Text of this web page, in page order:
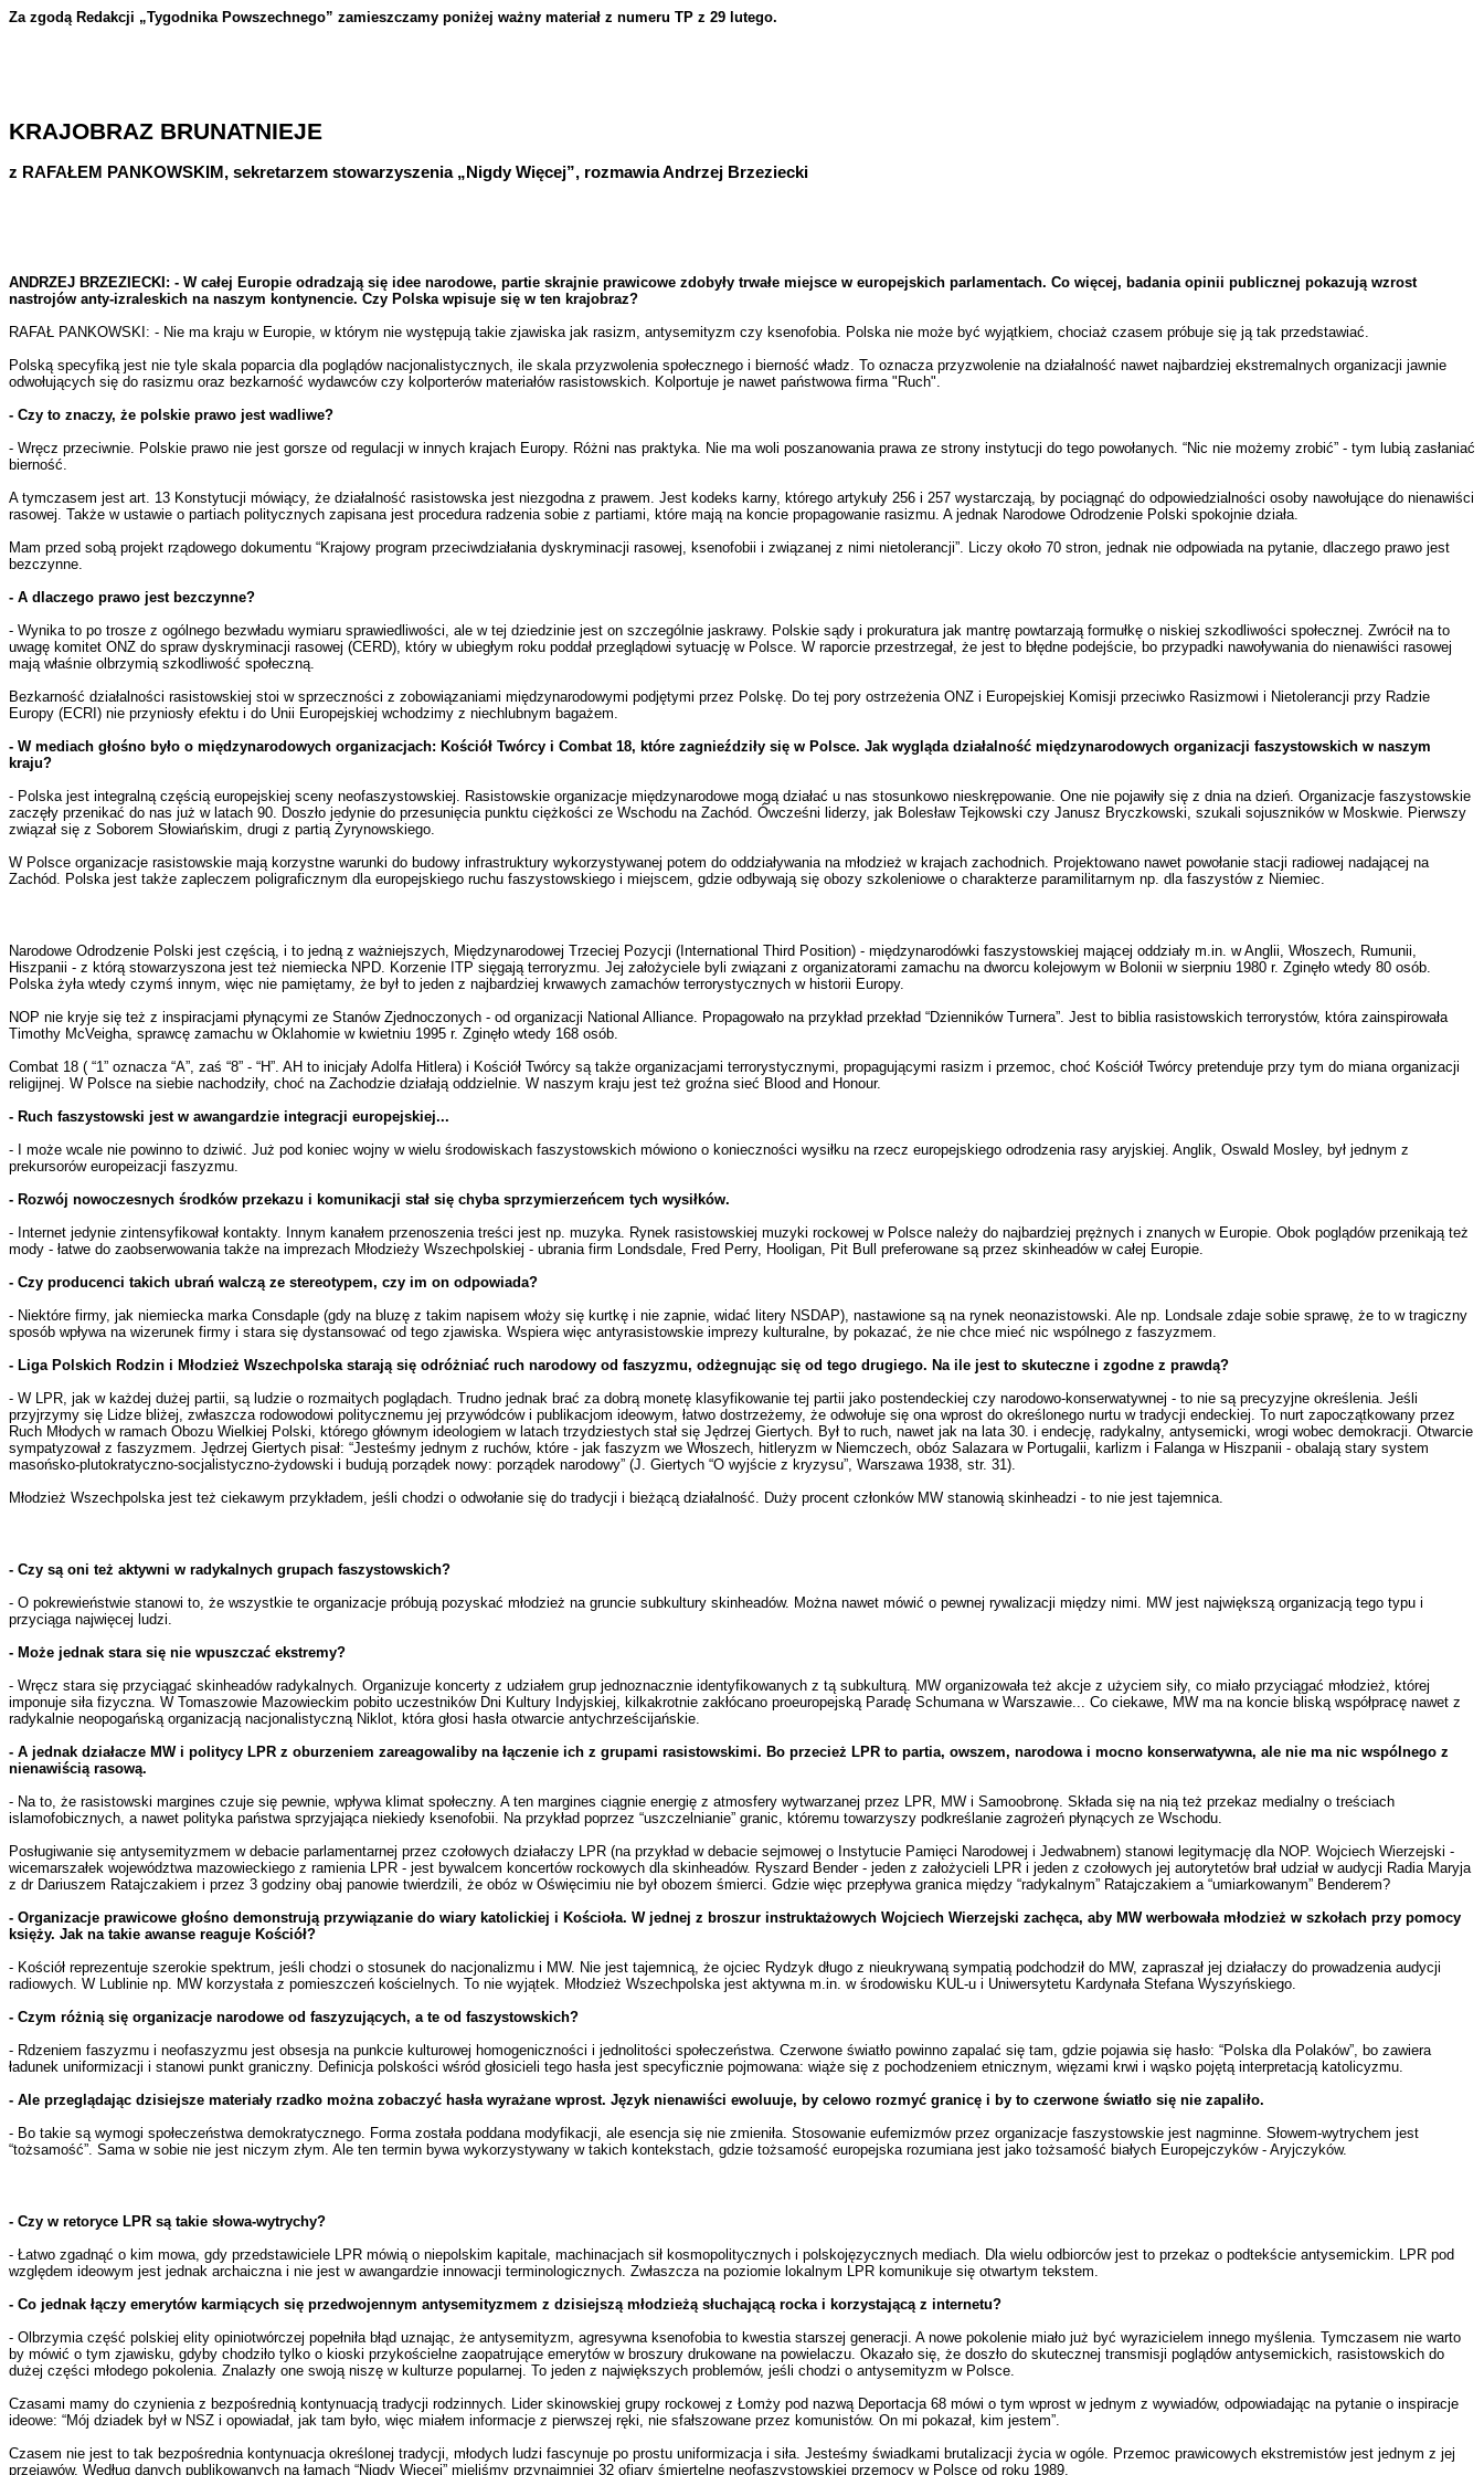
Za zgodą Redakcji „Tygodnika Powszechnego” zamieszczamy poniżej ważny materiał z numeru TP z 29 lutego.
KRAJOBRAZ BRUNATNIEJE
z RAFAŁEM PANKOWSKIM, sekretarzem stowarzyszenia „Nigdy Więcej”, rozmawia Andrzej Brzeziecki
ANDRZEJ BRZEZIECKI: - W całej Europie odradzają się idee narodowe, partie skrajnie prawicowe zdobyły trwałe miejsce w europejskich parlamentach. Co więcej, badania opinii publicznej pokazują wzrost
nastrojów anty-izraleskich na naszym kontynencie. Czy Polska wpisuje się w ten krajobraz?
RAFAŁ PANKOWSKI: - Nie ma kraju w Europie, w którym nie występują takie zjawiska jak rasizm, antysemityzm czy ksenofobia. Polska nie może być wyjątkiem, chociaż czasem próbuje się ją tak przedstawiać.
Polską specyfiką jest nie tyle skala poparcia dla poglądów nacjonalistycznych, ile skala przyzwolenia społecznego i bierność władz. To oznacza przyzwolenie na działalność nawet najbardziej ekstremalnych organizacji jawnie
odwołujących się do rasizmu oraz bezkarność wydawców czy kolporterów materiałów rasistowskich. Kolportuje je nawet państwowa firma "Ruch".
- Czy to znaczy, że polskie prawo jest wadliwe?
- Wręcz przeciwnie. Polskie prawo nie jest gorsze od regulacji w innych krajach Europy. Różni nas praktyka. Nie ma woli poszanowania prawa ze strony instytucji do tego powołanych. “Nic nie możemy zrobić” - tym lubią zasłaniać
bierność.
A tymczasem jest art. 13 Konstytucji mówiący, że działalność rasistowska jest niezgodna z prawem. Jest kodeks karny, którego artykuły 256 i 257 wystarczają, by pociągnąć do odpowiedzialności osoby nawołujące do nienawiści
rasowej. Także w ustawie o partiach politycznych zapisana jest procedura radzenia sobie z partiami, które mają na koncie propagowanie rasizmu. A jednak Narodowe Odrodzenie Polski spokojnie działa.
Mam przed sobą projekt rządowego dokumentu “Krajowy program przeciwdziałania dyskryminacji rasowej, ksenofobii i związanej z nimi nietolerancji”. Liczy około 70 stron, jednak nie odpowiada na pytanie, dlaczego prawo jest
bezczynne.
- A dlaczego prawo jest bezczynne?
- Wynika to po trosze z ogólnego bezwładu wymiaru sprawiedliwości, ale w tej dziedzinie jest on szczególnie jaskrawy. Polskie sądy i prokuratura jak mantrę powtarzają formułkę o niskiej szkodliwości społecznej. Zwrócił na to
uwagę komitet ONZ do spraw dyskryminacji rasowej (CERD), który w ubiegłym roku poddał przeglądowi sytuację w Polsce. W raporcie przestrzegał, że jest to błędne podejście, bo przypadki nawoływania do nienawiści rasowej
mają właśnie olbrzymią szkodliwość społeczną.
Bezkarność działalności rasistowskiej stoi w sprzeczności z zobowiązaniami międzynarodowymi podjętymi przez Polskę. Do tej pory ostrzeżenia ONZ i Europejskiej Komisji przeciwko Rasizmowi i Nietolerancji przy Radzie
Europy (ECRI) nie przyniosły efektu i do Unii Europejskiej wchodzimy z niechlubnym bagażem.
- W mediach głośno było o międzynarodowych organizacjach: Kościół Twórcy i Combat 18, które zagnieździły się w Polsce. Jak wygląda działalność międzynarodowych organizacji faszystowskich w naszym
kraju?
- Polska jest integralną częścią europejskiej sceny neofaszystowskiej. Rasistowskie organizacje międzynarodowe mogą działać u nas stosunkowo nieskrępowanie. One nie pojawiły się z dnia na dzień. Organizacje faszystowskie
zaczęły przenikać do nas już w latach 90. Doszło jedynie do przesunięcia punktu ciężkości ze Wschodu na Zachód. Ówcześni liderzy, jak Bolesław Tejkowski czy Janusz Bryczkowski, szukali sojuszników w Moskwie. Pierwszy
związał się z Soborem Słowiańskim, drugi z partią Żyrynowskiego.
W Polsce organizacje rasistowskie mają korzystne warunki do budowy infrastruktury wykorzystywanej potem do oddziaływania na młodzież w krajach zachodnich. Projektowano nawet powołanie stacji radiowej nadającej na
Zachód. Polska jest także zapleczem poligraficznym dla europejskiego ruchu faszystowskiego i miejscem, gdzie odbywają się obozy szkoleniowe o charakterze paramilitarnym np. dla faszystów z Niemiec.
Narodowe Odrodzenie Polski jest częścią, i to jedną z ważniejszych, Międzynarodowej Trzeciej Pozycji (International Third Position) - międzynarodówki faszystowskiej mającej oddziały m.in. w Anglii, Włoszech, Rumunii,
Hiszpanii - z którą stowarzyszona jest też niemiecka NPD. Korzenie ITP sięgają terroryzmu. Jej założyciele byli związani z organizatorami zamachu na dworcu kolejowym w Bolonii w sierpniu 1980 r. Zginęło wtedy 80 osób.
Polska żyła wtedy czymś innym, więc nie pamiętamy, że był to jeden z najbardziej krwawych zamachów terrorystycznych w historii Europy.
NOP nie kryje się też z inspiracjami płynącymi ze Stanów Zjednoczonych - od organizacji National Alliance. Propagowało na przykład przekład “Dzienników Turnera”. Jest to biblia rasistowskich terrorystów, która zainspirowała
Timothy McVeigha, sprawcę zamachu w Oklahomie w kwietniu 1995 r. Zginęło wtedy 168 osób.
Combat 18 ( “1” oznacza “A”, zaś “8” - “H”. AH to inicjały Adolfa Hitlera) i Kościół Twórcy są także organizacjami terrorystycznymi, propagującymi rasizm i przemoc, choć Kościół Twórcy pretenduje przy tym do miana organizacji
religijnej. W Polsce na siebie nachodziły, choć na Zachodzie działają oddzielnie. W naszym kraju jest też groźna sieć Blood and Honour.
- Ruch faszystowski jest w awangardzie integracji europejskiej...
- I może wcale nie powinno to dziwić. Już pod koniec wojny w wielu środowiskach faszystowskich mówiono o konieczności wysiłku na rzecz europejskiego odrodzenia rasy aryjskiej. Anglik, Oswald Mosley, był jednym z
prekursorów europeizacji faszyzmu.
- Rozwój nowoczesnych środków przekazu i komunikacji stał się chyba sprzymierzeńcem tych wysiłków.
- Internet jedynie zintensyfikował kontakty. Innym kanałem przenoszenia treści jest np. muzyka. Rynek rasistowskiej muzyki rockowej w Polsce należy do najbardziej prężnych i znanych w Europie. Obok poglądów przenikają też
mody - łatwe do zaobserwowania także na imprezach Młodzieży Wszechpolskiej - ubrania firm Londsdale, Fred Perry, Hooligan, Pit Bull preferowane są przez skinheadów w całej Europie.
- Czy producenci takich ubrań walczą ze stereotypem, czy im on odpowiada?
- Niektóre firmy, jak niemiecka marka Consdaple (gdy na bluzę z takim napisem włoży się kurtkę i nie zapnie, widać litery NSDAP), nastawione są na rynek neonazistowski. Ale np. Londsale zdaje sobie sprawę, że to w tragiczny
sposób wpływa na wizerunek firmy i stara się dystansować od tego zjawiska. Wspiera więc antyrasistowskie imprezy kulturalne, by pokazać, że nie chce mieć nic wspólnego z faszyzmem.
- Liga Polskich Rodzin i Młodzież Wszechpolska starają się odróżniać ruch narodowy od faszyzmu, odżegnując się od tego drugiego. Na ile jest to skuteczne i zgodne z prawdą?
- W LPR, jak w każdej dużej partii, są ludzie o rozmaitych poglądach. Trudno jednak brać za dobrą monetę klasyfikowanie tej partii jako postendeckiej czy narodowo-konserwatywnej - to nie są precyzyjne określenia. Jeśli
przyjrzymy się Lidze bliżej, zwłaszcza rodowodowi politycznemu jej przywódców i publikacjom ideowym, łatwo dostrzeżemy, że odwołuje się ona wprost do określonego nurtu w tradycji endeckiej. To nurt zapoczątkowany przez
Ruch Młodych w ramach Obozu Wielkiej Polski, którego głównym ideologiem w latach trzydziestych stał się Jędrzej Giertych. Był to ruch, nawet jak na lata 30. i endecję, radykalny, antysemicki, wrogi wobec demokracji. Otwarcie
sympatyzował z faszyzmem. Jędrzej Giertych pisał: “Jesteśmy jednym z ruchów, które - jak faszyzm we Włoszech, hitleryzm w Niemczech, obóz Salazara w Portugalii, karlizm i Falanga w Hiszpanii - obalają stary system
masońsko-plutokratyczno-socjalistyczno-żydowski i budują porządek nowy: porządek narodowy” (J. Giertych “O wyjście z kryzysu”, Warszawa 1938, str. 31).
Młodzież Wszechpolska jest też ciekawym przykładem, jeśli chodzi o odwołanie się do tradycji i bieżącą działalność. Duży procent członków MW stanowią skinheadzi - to nie jest tajemnica.
- Czy są oni też aktywni w radykalnych grupach faszystowskich?
- O pokrewieństwie stanowi to, że wszystkie te organizacje próbują pozyskać młodzież na gruncie subkultury skinheadów. Można nawet mówić o pewnej rywalizacji między nimi. MW jest największą organizacją tego typu i
przyciąga najwięcej ludzi.
- Może jednak stara się nie wpuszczać ekstremy?
- Wręcz stara się przyciągać skinheadów radykalnych. Organizuje koncerty z udziałem grup jednoznacznie identyfikowanych z tą subkulturą. MW organizowała też akcje z użyciem siły, co miało przyciągać młodzież, której
imponuje siła fizyczna. W Tomaszowie Mazowieckim pobito uczestników Dni Kultury Indyjskiej, kilkakrotnie zakłócano proeuropejską Paradę Schumana w Warszawie... Co ciekawe, MW ma na koncie bliską współpracę nawet z
radykalnie neopogańską organizacją nacjonalistyczną Niklot, która głosi hasła otwarcie antychrześcijańskie.
- A jednak działacze MW i politycy LPR z oburzeniem zareagowaliby na łączenie ich z grupami rasistowskimi. Bo przecież LPR to partia, owszem, narodowa i mocno konserwatywna, ale nie ma nic wspólnego z
nienawiścią rasową.
- Na to, że rasistowski margines czuje się pewnie, wpływa klimat społeczny. A ten margines ciągnie energię z atmosfery wytwarzanej przez LPR, MW i Samoobronę. Składa się na nią też przekaz medialny o treściach
islamofobicznych, a nawet polityka państwa sprzyjająca niekiedy ksenofobii. Na przykład poprzez “uszczelnianie” granic, któremu towarzyszy podkreślanie zagrożeń płynących ze Wschodu.
Posługiwanie się antysemityzmem w debacie parlamentarnej przez czołowych działaczy LPR (na przykład w debacie sejmowej o Instytucie Pamięci Narodowej i Jedwabnem) stanowi legitymację dla NOP. Wojciech Wierzejski -
wicemarszałek województwa mazowieckiego z ramienia LPR - jest bywalcem koncertów rockowych dla skinheadów. Ryszard Bender - jeden z założycieli LPR i jeden z czołowych jej autorytetów brał udział w audycji Radia Maryja
z dr Dariuszem Ratajczakiem i przez 3 godziny obaj panowie twierdzili, że obóz w Oświęcimiu nie był obozem śmierci. Gdzie więc przepływa granica między “radykalnym” Ratajczakiem a “umiarkowanym” Benderem?
- Organizacje prawicowe głośno demonstrują przywiązanie do wiary katolickiej i Kościoła. W jednej z broszur instruktażowych Wojciech Wierzejski zachęca, aby MW werbowała młodzież w szkołach przy pomocy
księży. Jak na takie awanse reaguje Kościół?
- Kościół reprezentuje szerokie spektrum, jeśli chodzi o stosunek do nacjonalizmu i MW. Nie jest tajemnicą, że ojciec Rydzyk długo z nieukrywaną sympatią podchodził do MW, zapraszał jej działaczy do prowadzenia audycji
radiowych. W Lublinie np. MW korzystała z pomieszczeń kościelnych. To nie wyjątek. Młodzież Wszechpolska jest aktywna m.in. w środowisku KUL-u i Uniwersytetu Kardynała Stefana Wyszyńskiego.
- Czym różnią się organizacje narodowe od faszyzujących, a te od faszystowskich?
- Rdzeniem faszyzmu i neofaszyzmu jest obsesja na punkcie kulturowej homogeniczności i jednolitości społeczeństwa. Czerwone światło powinno zapalać się tam, gdzie pojawia się hasło: “Polska dla Polaków”, bo zawiera
ładunek uniformizacji i stanowi punkt graniczny. Definicja polskości wśród głosicieli tego hasła jest specyficznie pojmowana: wiąże się z pochodzeniem etnicznym, więzami krwi i wąsko pojętą interpretacją katolicyzmu.
- Ale przeglądając dzisiejsze materiały rzadko można zobaczyć hasła wyrażane wprost. Język nienawiści ewoluuje, by celowo rozmyć granicę i by to czerwone światło się nie zapaliło.
- Bo takie są wymogi społeczeństwa demokratycznego. Forma została poddana modyfikacji, ale esencja się nie zmieniła. Stosowanie eufemizmów przez organizacje faszystowskie jest nagminne. Słowem-wytrychem jest
“tożsamość”. Sama w sobie nie jest niczym złym. Ale ten termin bywa wykorzystywany w takich kontekstach, gdzie tożsamość europejska rozumiana jest jako tożsamość białych Europejczyków - Aryjczyków.
- Czy w retoryce LPR są takie słowa-wytrychy?
- Łatwo zgadnąć o kim mowa, gdy przedstawiciele LPR mówią o niepolskim kapitale, machinacjach sił kosmopolitycznych i polskojęzycznych mediach. Dla wielu odbiorców jest to przekaz o podtekście antysemickim. LPR pod
względem ideowym jest jednak archaiczna i nie jest w awangardzie innowacji terminologicznych. Zwłaszcza na poziomie lokalnym LPR komunikuje się otwartym tekstem.
- Co jednak łączy emerytów karmiących się przedwojennym antysemityzmem z dzisiejszą młodzieżą słuchającą rocka i korzystającą z internetu?
- Olbrzymia część polskiej elity opiniotwórczej popełniła błąd uznając, że antysemityzm, agresywna ksenofobia to kwestia starszej generacji. A nowe pokolenie miało już być wyrazicielem innego myślenia. Tymczasem nie warto
by mówić o tym zjawisku, gdyby chodziło tylko o kioski przykościelne zaopatrujące emerytów w broszury drukowane na powielaczu. Okazało się, że doszło do skutecznej transmisji poglądów antysemickich, rasistowskich do
dużej części młodego pokolenia. Znalazły one swoją niszę w kulturze popularnej. To jeden z największych problemów, jeśli chodzi o antysemityzm w Polsce.
Czasami mamy do czynienia z bezpośrednią kontynuacją tradycji rodzinnych. Lider skinowskiej grupy rockowej z Łomży pod nazwą Deportacja 68 mówi o tym wprost w jednym z wywiadów, odpowiadając na pytanie o inspiracje
ideowe: “Mój dziadek był w NSZ i opowiadał, jak tam było, więc miałem informacje z pierwszej ręki, nie sfałszowane przez komunistów. On mi pokazał, kim jestem”.
Czasem nie jest to tak bezpośrednia kontynuacja określonej tradycji, młodych ludzi fascynuje po prostu uniformizacja i siła. Jesteśmy świadkami brutalizacji życia w ogóle. Przemoc prawicowych ekstremistów jest jednym z jej
przejawów. Według danych publikowanych na łamach “Nigdy Więcej” mieliśmy przynajmniej 32 ofiary śmiertelne neofaszystowskiej przemocy w Polsce od roku 1989.